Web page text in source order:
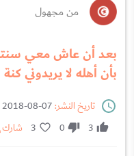
من مجهول
بعد أن عاش معي
بأن أهله لا يريدوني
تاريخ النشر:
3
0
3 شارك